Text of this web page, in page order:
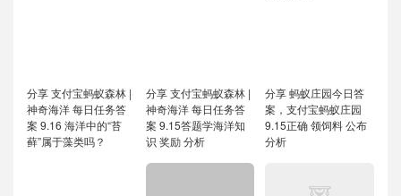
分享 支付宝蚂蚁森林 |
神奇海洋 每日任务答
案 9.16 海洋中的“苔
藓”属于藻类吗？
分享 支付宝蚂蚁森林 |
神奇海洋 每日任务答
案 9.15答题学海洋知
识 奖励 分析
分享 蚂蚁庄园今日答
案，支付宝蚂蚁庄园
9.15正确 领饲料 公布
分析